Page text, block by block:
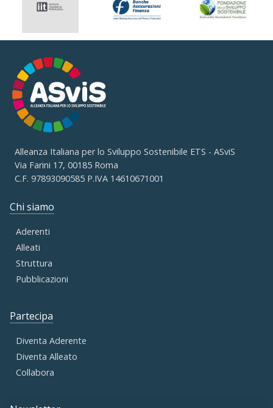
Alleanza Italiana per lo Sviluppo Sostenibile ETS - ASviS
Via Farini 17, 00185 Roma
C.F. 97893090585 P.IVA 14610671001
Chi siamo
Aderenti
Alleati
Struttura
Pubblicazioni
Partecipa
Diventa Aderente
Diventa Alleato
Collabora